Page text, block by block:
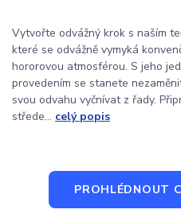
Vytvořte odvážný krok s naším
které se odvážně vymyká
hororovou atmosférou. S jeho
provedením se stanete
svou odvahu vyčnívat z řady.
střede... celý popis
PROHLÉDNOUT